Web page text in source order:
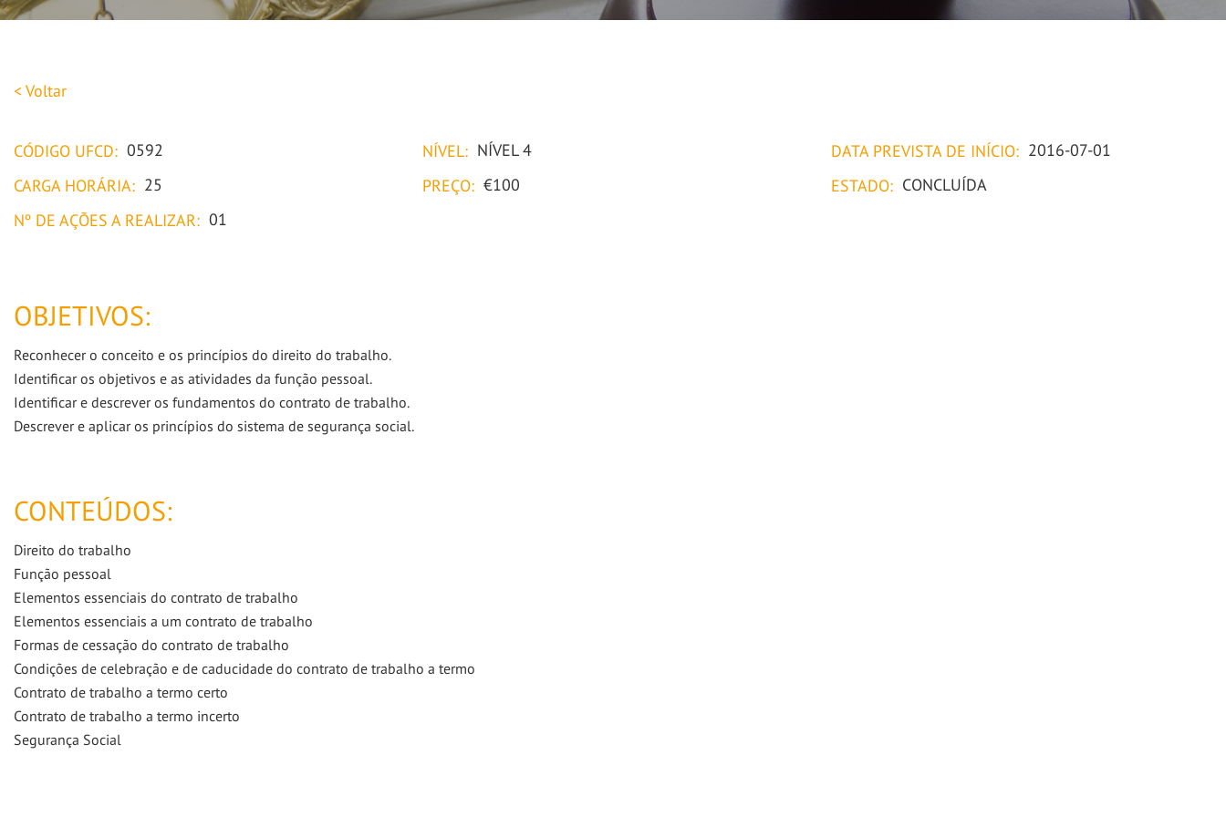
< Voltar
CÓDIGO UFCD: 0592
CARGA HORÁRIA: 25
Nº DE AÇÕES A REALIZAR: 01
NÍVEL: NÍVEL 4
PREÇO: €100
DATA PREVISTA DE INÍCIO: 2016-07-01
ESTADO: CONCLUÍDA
OBJETIVOS:
Reconhecer o conceito e os princípios do direito do trabalho.
Identificar os objetivos e as atividades da função pessoal.
Identificar e descrever os fundamentos do contrato de trabalho.
Descrever e aplicar os princípios do sistema de segurança social.
CONTEÚDOS:
Direito do trabalho
Função pessoal
Elementos essenciais do contrato de trabalho
Elementos essenciais a um contrato de trabalho
Formas de cessação do contrato de trabalho
Condições de celebração e de caducidade do contrato de trabalho a termo
Contrato de trabalho a termo certo
Contrato de trabalho a termo incerto
Segurança Social